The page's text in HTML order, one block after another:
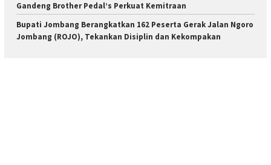
Gandeng Brother Pedal’s Perkuat Kemitraan
Bupati Jombang Berangkatkan 162 Peserta Gerak Jalan Ngoro
Jombang (ROJO), Tekankan Disiplin dan Kekompakan